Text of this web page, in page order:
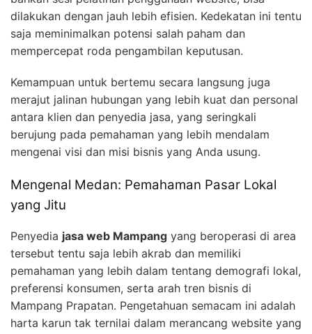
dilakukan dengan jauh lebih efisien. Kedekatan ini tentu
saja meminimalkan potensi salah paham dan
mempercepat roda pengambilan keputusan.
Kemampuan untuk bertemu secara langsung juga
merajut jalinan hubungan yang lebih kuat dan personal
antara klien dan penyedia jasa, yang seringkali
berujung pada pemahaman yang lebih mendalam
mengenai visi dan misi bisnis yang Anda usung.
Mengenal Medan: Pemahaman Pasar Lokal
yang Jitu
Penyedia jasa web Mampang yang beroperasi di area
tersebut tentu saja lebih akrab dan memiliki
pemahaman yang lebih dalam tentang demografi lokal,
preferensi konsumen, serta arah tren bisnis di
Mampang Prapatan. Pengetahuan semacam ini adalah
harta karun tak ternilai dalam merancang website yang